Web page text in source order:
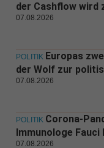
der Cashflow wird
07.08.2026
POLITIK Europas
der Wolf zur
07.08.2026
POLITIK Corona-
Immunologe Fauci
07.08.2026